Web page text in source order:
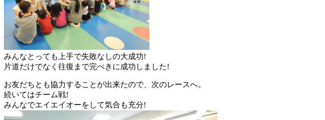
みんなとっても上手で失敗なしの大成功!
片道だけでなく往復まで完ぺきに成功しました!
お友だちとも協力することが出来たので、次のレースへ。
続いてはチーム戦!
みんなでエイエイオーをして気合も充分!